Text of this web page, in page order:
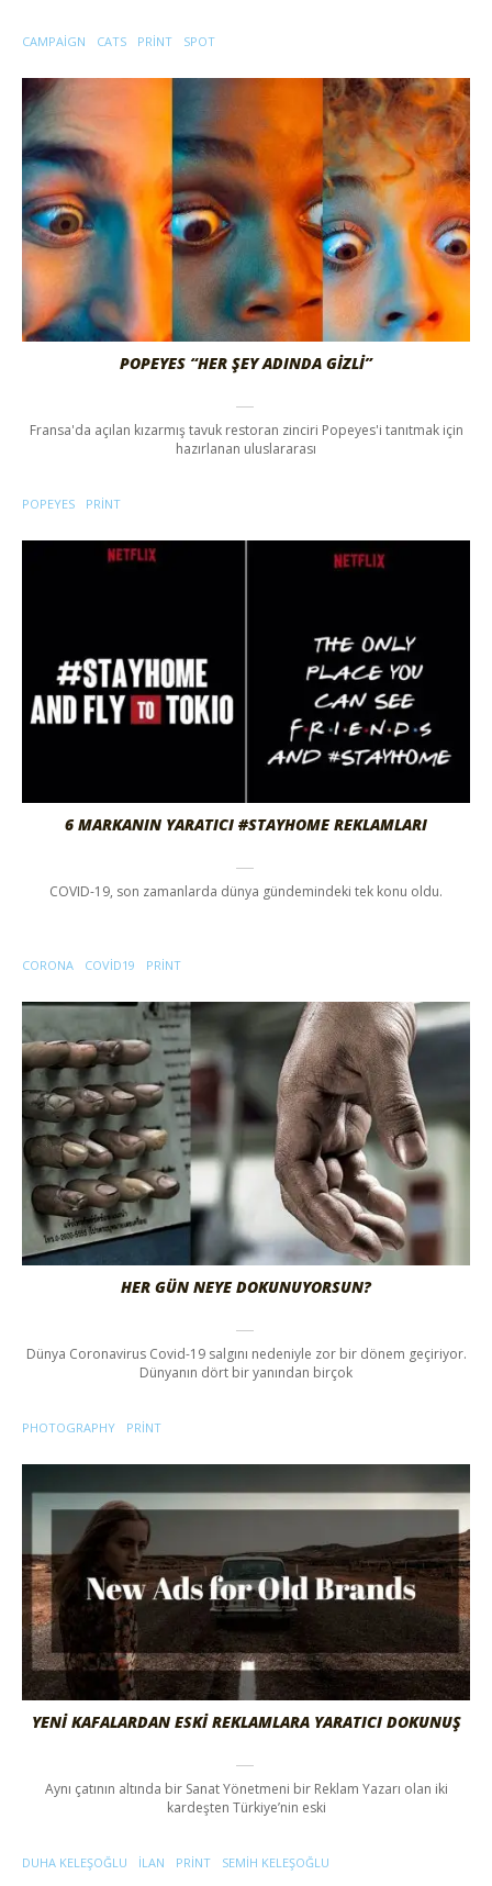
CAMPAIGN CATS PRINT SPOT
POPEYES “HER ŞEY ADINDA GIZLI”
Fransa'da açılan kızarmış tavuk restoran zinciri Popeyes'i tanıtmak için
hazırlanan uluslararası
POPEYES PRINT
6 MARKANIN YARATICI #STAYHOME REKLAMLARI
COVID-19, son zamanlarda dünya gündemindeki tek konu oldu.
CORONA COVID19 PRINT
HER GÜN NEYE DOKUNUYORSUN?
Dünya Coronavirus Covid-19 salgını nedeniyle zor bir dönem geçiriyor.
Dünyanın dört bir yanından birçok
PHOTOGRAPHY PRINT
YENI KAFALARDAN ESKI REKLAMLARA YARATICI DOKUNUŞ
Aynı çatının altında bir Sanat Yönetmeni bir Reklam Yazarı olan iki
kardeşten Türkiye’nin eski
DUHA KELEŞOĞLU ILAN PRINT SEMIH KELEŞOĞLU